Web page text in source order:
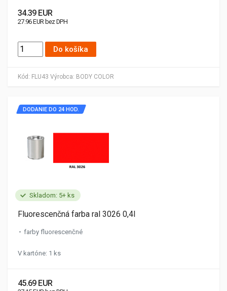
Kód: FLU43 Výrobca: BODY COLOR
34.39 EUR
27.96 EUR bez DPH
Do košíka
Skladom: 5+ ks
DODANIE DO 24 HOD.
Fluorescenčná farba ral 3026 0,4l
farby fluorescenčné
V kartóne: 1 ks
45.69 EUR